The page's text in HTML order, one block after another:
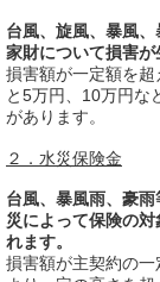
台風、旋風、暴風
家財について損害が
損害額が一定額を
と5万円、10万円な
があります。
２．水災保険金
台風、暴風雨、豪
災によって保険の
れます。
損害額が主契約の